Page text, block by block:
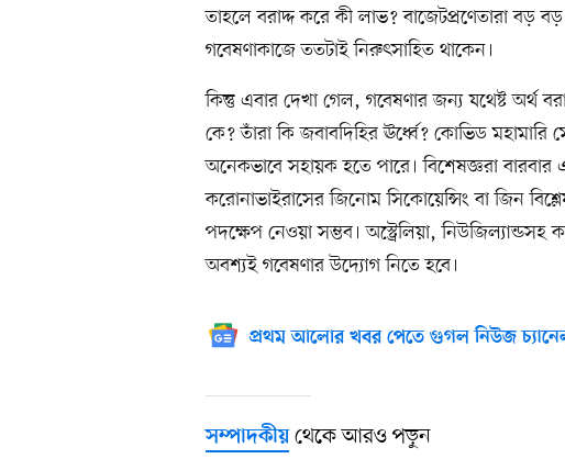
তাহলে বরাদ্দ করে কী লাভ? বাজেটপ্রণেতারা বড়
গবেষণাকাজে ততটাই নিরুৎসাহিত থাকেন।
কিন্তু এবার দেখা গেল, গবেষণার জন্য যথেষ্ট অর্থ
কে? তাঁরা কি জবাবদিহির ঊর্ধ্বে? কোভিড মহামারি
অনেকভাবে সহায়ক হতে পারে। বিশেষজ্ঞরা বারবার
করোনাভাইরাসের জিনোম সিকোয়েন্সিং বা জিন
পদক্ষেপ নেওয়া সম্ভব। অস্ট্রেলিয়া,
অবশ্যই গবেষণার উদ্যোগ নিতে হবে।
প্রথম আলোর খবর পেতে গুগল নিউজ
সম্পাদকীয়থেকে আরও পড়ুন